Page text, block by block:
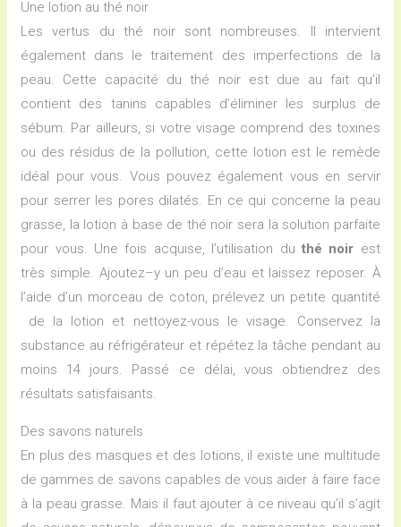
Une lotion au thé noir
Les vertus du thé noir sont nombreuses. Il intervient
également dans le traitement des imperfections de la
peau. Cette capacité du thé noir est due au fait qu’il
contient des tanins capables d’éliminer les surplus de
sébum. Par ailleurs, si votre visage comprend des toxines
ou des résidus de la pollution, cette lotion est le remède
idéal pour vous. Vous pouvez également vous en servir
pour serrer les pores dilatés. En ce qui concerne la peau
grasse, la lotion à base de thé noir sera la solution parfaite
pour vous. Une fois acquise, l’utilisation duthé noir est
très simple. Ajoutez–y un peu d’eau et laissez reposer. À
l’aide d’un morceau de coton, prélevez un petite quantité
de la lotion et nettoyez-vous le visage. Conservez la
substance au réfrigérateur et répétez la tâche pendant au
moins 14 jours. Passé ce délai, vous obtiendrez des
résultats satisfaisants.
Des savons naturels
En plus des masques et des lotions, il existe une multitude
de gammes de savons capables de vous aider à faire face
à la peau grasse. Mais il faut ajouter à ce niveau qu’il s’agit